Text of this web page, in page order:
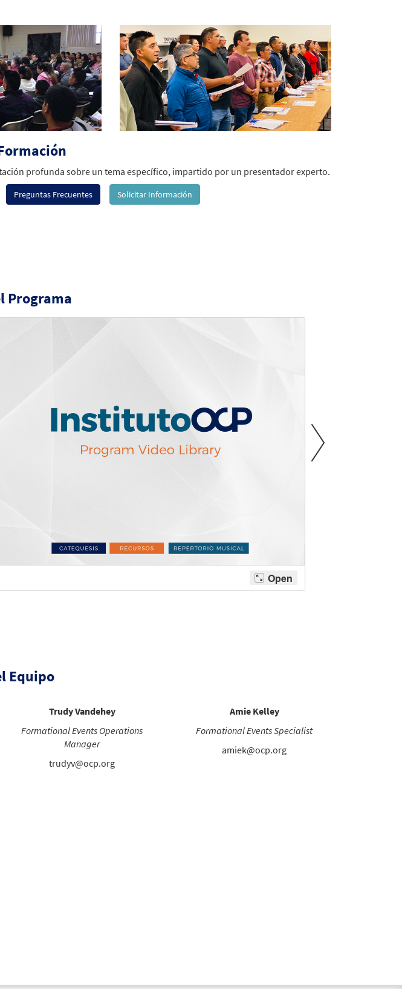
profunda sobre un tema específico, impartido por un presentador experto.
Preguntas Frecuentes Solicitar Información
Programa
Equipo
Trudy Vandehey
Formational Events Operations
Manager
trudyv@ocp.org
Amie Kelley
Formational Events Specialist
amiek@ocp.org